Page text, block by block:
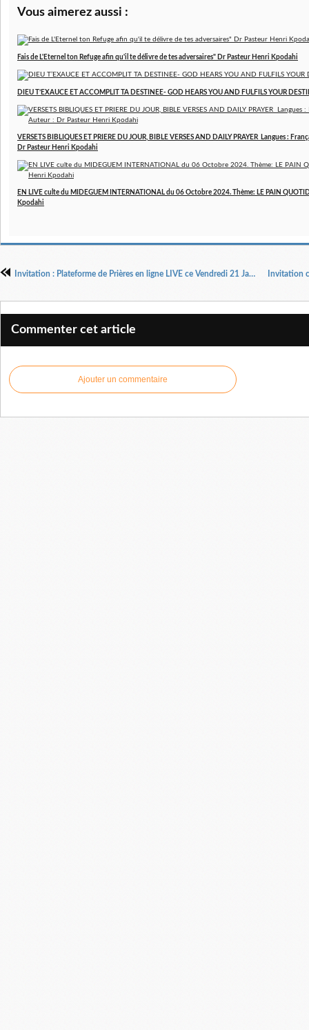
Vous aimerez aussi :
Fais de L'Eternel ton Refuge afin qu'il te délivre de tes adversaires" Dr Pasteur Henri Kpodahi
DIEU T’EXAUCE ET ACCOMPLIT TA DESTINEE- GOD HEARS YOU AND FULFILS YOUR
VERSETS BIBLIQUES ET PRIERE DU JOUR, BIBLE VERSES AND DAILY PRAYER Langues :
Dr Pasteur Henri Kpodahi
EN LIVE culte du MIDEGUEM INTERNATIONAL du 06 Octobre 2024. Thème: LE PAIN
Kpodahi
Invitation : Plateforme de Prières en ligne LIVE ce Vendredi 21 Janvier 2022 de 00H-1H00 GMT+1(Heure de Paris) Pasteur Henri Kpodahi
Commenter cet article
Ajouter un commentaire